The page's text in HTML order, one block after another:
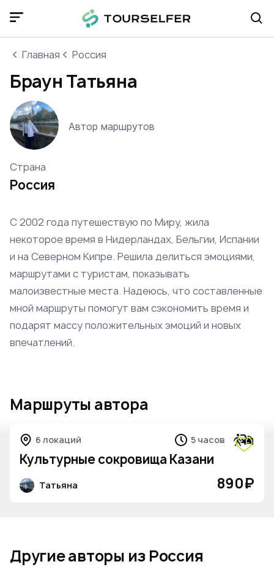
Главная Россия
Браун Татьяна
Автор маршрутов
Страна
Россия
С 2002 года путешествую по Миру, жила
некоторое время в Нидерландах, Бельгии, Испании
и на Северном Кипре. Решила делиться эмоциями,
маршрутами с туристам, показывать
малоизвестные места. Надеюсь, что составленные
мной маршруты помогут вам сэкономить время и
подарят массу положительных эмоций и новых
впечатлений.
Маршруты автора
6 локаций 5 часов
Культурные сокровища Казани
Татьяна 890₽
Другие авторы из Россия